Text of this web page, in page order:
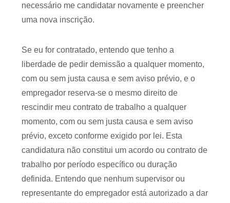
necessário me candidatar novamente e preencher
uma nova inscrição.
Se eu for contratado, entendo que tenho a
liberdade de pedir demissão a qualquer momento,
com ou sem justa causa e sem aviso prévio, e o
empregador reserva-se o mesmo direito de
rescindir meu contrato de trabalho a qualquer
momento, com ou sem justa causa e sem aviso
prévio, exceto conforme exigido por lei. Esta
candidatura não constitui um acordo ou contrato de
trabalho por período específico ou duração
definida. Entendo que nenhum supervisor ou
representante do empregador está autorizado a dar